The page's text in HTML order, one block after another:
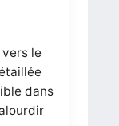
le
dans